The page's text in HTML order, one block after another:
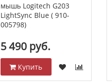
мышь Logitech G203
LightSync Blue ( 910-
005798)
5 490 руб.
Купить